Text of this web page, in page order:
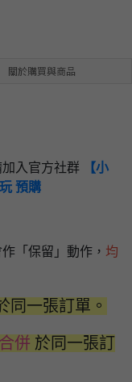
關於購買與商品
加入官方社群
【小
預購
「保留」動作， 均
同一張訂單。
併 於同一張訂